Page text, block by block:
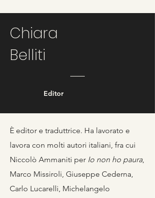
Chiara
Belliti
Editor
È editor e traduttrice. Ha lavorato e
lavora con molti autori italiani, fra cui
Niccolò Ammaniti per Io non ho paura,
Marco Missiroli, Giuseppe Cederna,
Carlo Lucarelli, Michelangelo